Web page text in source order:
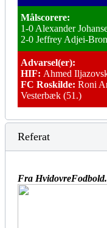
Målscorere:
1-0 Alexander
2-0 Jeffrey Adjei-
Advarsel(er):
HIF: Ahmed
FC Roskilde: Roni
Vesterbæk (51.)
Referat
Fra